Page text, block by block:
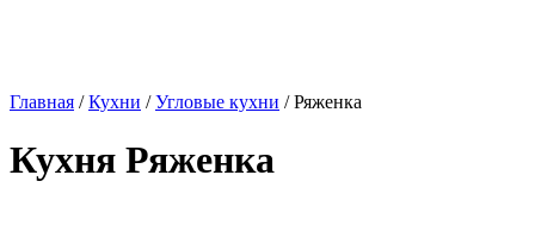
Главная /Кухни /Угловые кухни / Ряженка
Кухня Ряженка